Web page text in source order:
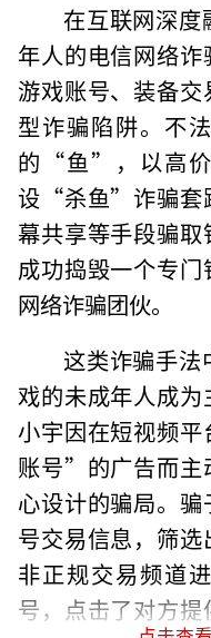
在互联网深
年人的电信网络
游戏账号、装备
型诈骗陷阱。不
的“鱼”，以高价
设“杀鱼”诈骗套
幕共享等手段骗
成功捣毁一个专
网络诈骗团伙。
这类诈骗手
戏的未成年人成
小宇因在短视频
账号”的广告而主
心设计的骗局。
号交易信息，筛
非正规交易频道
号，点击了对方